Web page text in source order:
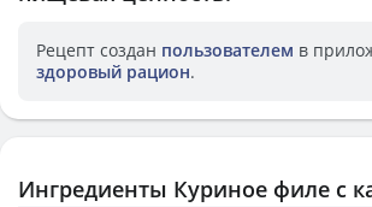
Рецепт создан пользователем в
здоровый рацион.
Ингредиенты Куриное филе с